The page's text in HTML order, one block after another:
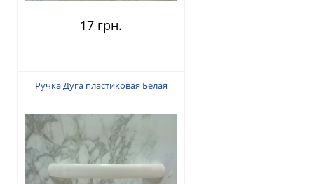
17 грн.
Ручка Дуга пластиковая Белая